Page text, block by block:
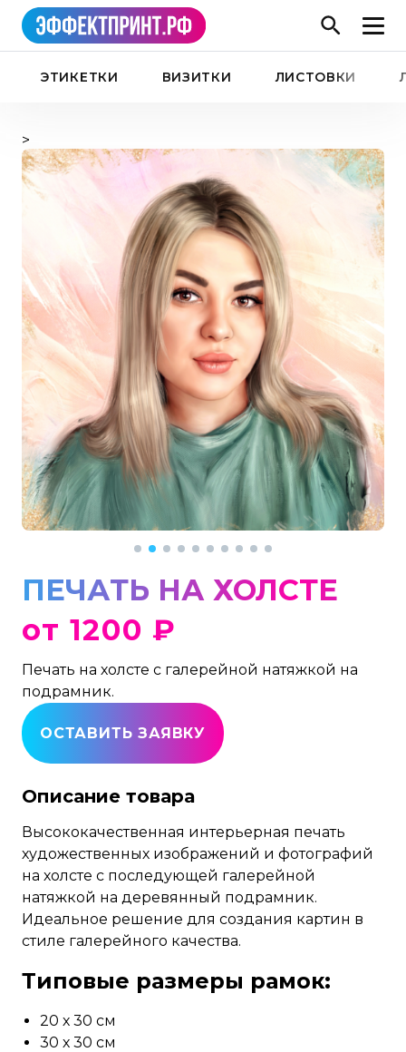
ЭТИКЕТКИ ВИЗИТКИ ЛИСТОВКИ
>
ПЕЧАТЬ НА ХОЛСТЕ
от 1200 ₽
Печать на холсте с галерейной натяжкой на
подрамник.
ОСТАВИТЬ ЗАЯВКУ
Описание товара
Высококачественная интерьерная печать
художественных изображений и фотографий
на холсте с последующей галерейной
натяжкой на деревянный подрамник.
Идеальное решение для создания картин в
стиле галерейного качества.
Типовые размеры рамок:
20 х 30 см
30 х 30 см